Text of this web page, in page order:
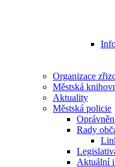
Organizace
Městská
Aktuality
Městská policie
Rady
Aktuální